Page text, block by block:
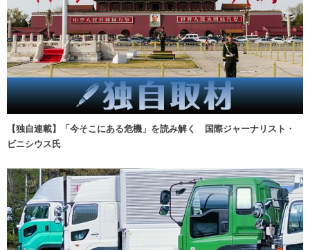
【独自連載】「今そこにある危機」を読み解く 国際ジャーナリスト・
ビニシウス氏